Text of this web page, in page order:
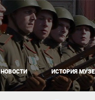
НОВОСТИ ИСТОРИЯ